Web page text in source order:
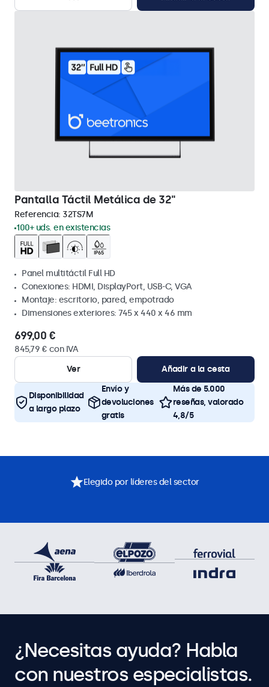
Pantalla Táctil Metálica de 32"
Referencia: 32TS7M
100+ uds. en existencias
Panel multitáctil Full HD
Conexiones: HDMI, DisplayPort, USB-C, VGA
Montaje: escritorio, pared, empotrado
Dimensiones exteriores: 745 x 440 x 46 mm
699,00 €
845,79 € con IVA
Ver
Añadir a la cesta
Disponibilidad
a largo plazo
Envío y
devoluciones
gratis
Más de 5.000
reseñas, valorado
4,8/5
Elegido por líderes del sector
¿Necesitas ayuda? Habla
con nuestros especialistas.